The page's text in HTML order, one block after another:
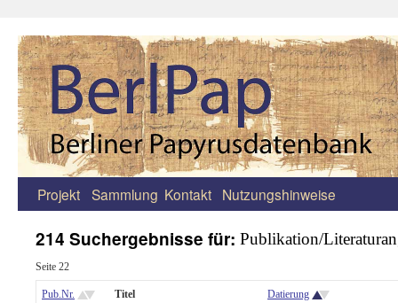
Zum
springen
Projekt Sammlung Kontakt Nutzungshinweise
214 Suchergebnisse für: Publikation/
Seite 22
Pub.Nr. Titel Datierung